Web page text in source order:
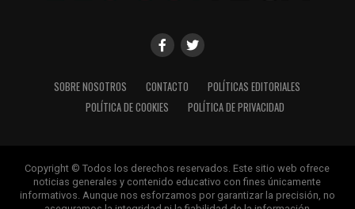
SOBRE NOSOTROS CONTACTO
POLÍTICAS EDITORIALES
POLÍTICA DE COOKIES
POLÍTICA DE PRIVACIDAD
Copyright © Todos los derechos reservados. Este sitio web ofrece
noticias generales y contenido educativo con fines únicamente
informativos. Aunque nos esforzamos por garantizar la precisión, no